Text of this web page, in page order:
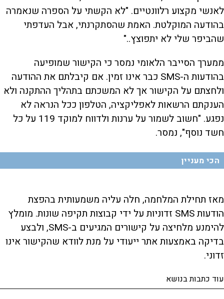
לאנשי מקצוע רלוונטיים. "לא הקשתי על הספרה שנאמרה
בהודעה המוקלטת. האמת שהסתקרנתי, אבל העדפתי
שהביפר שלי לא יתפוצץ.."
ממערך הסייבר הלאומי נמסר כי הקישור שמופיעה
בהודעות ה-SMS כבר אינו זמין. אם קיבלתם את ההודעה
ולחצתם על הקישור אך לא המשכתם בתהליך ההתקנה ולא
הענקתם הרשאות לאפליקציה, הטלפון ככל הנראה לא
נפגע. "חשוב לשמור על ערנות ולדווח למוקד 119 על כל
חשד נוסף", נמסר.
הכי מעניין
מאז תחילת המלחמה, חלה עליה משמעותית בהפצת
הודעות SMS זדוניות על ידי קבוצות תקיפה שונות. מומלץ
להימנע מלחיצה על קישורים המגיעים ב-SMS, ולבצע
בדיקה באמצעות אתר ייעודי על מנת לוודא שהקישור אינו
זדוני.
עוד כתבות בנושא